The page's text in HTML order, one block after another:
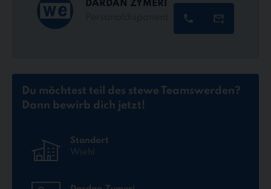
DARDAN ZYMERI
Du möchtest teil des stewe Teamswerden?
Dann bewirb dich jetzt!
Standort
Wiehl